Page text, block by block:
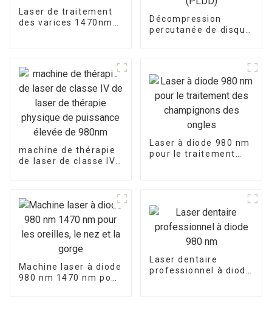
Laser de traitement
des varices 1470nm
Décompression
percutanée de disque
machine de thérapie
de laser de classe IV
980nm
Laser à diode 980 nm
pour le traitement
Machine laser à diode
980 nm 1470 nm pour
Laser dentaire
professionnel à diode